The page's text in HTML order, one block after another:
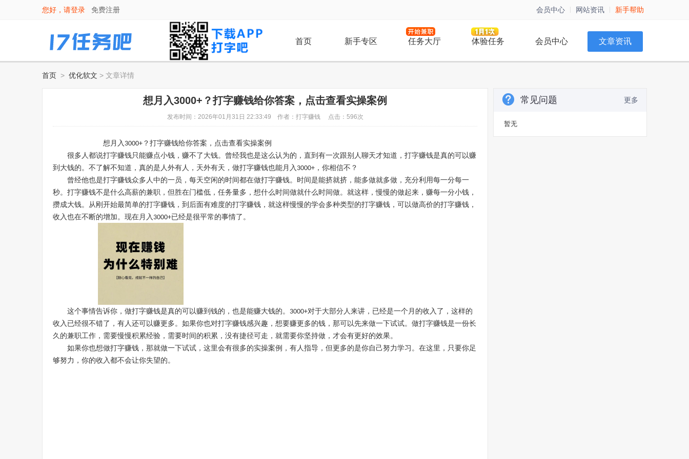
您好，请登录 免费注册 会员中心 网站资讯 新手帮助
首页 新手专区 任务大厅 体验任务 会员中心 文章资讯
首页 > 优化软文 > 文章详情
想月入3000+？打字赚钱给你答案，点击查看实操案例
发布时间：2026年01月31日 22:33:49 作者：打字赚钱 点击：596次
想月入 3000+ ？打字赚钱给你答案，点击查看实操案例
很多人都说打字赚钱只能赚点小钱，赚不了大钱。曾经我也是这么认为的，直到有一次跟别人聊天才知道，打字赚钱是真的可以赚
到大钱的。不了解不知道，真的是人外有人，天外有天，做打字赚钱也能月入 3000+ ，你相信不？
曾经他也是打字赚钱众多人中的一员，每天空闲的时间都在做打字赚钱。时间是能挤就挤，能多做就多做，充分利用每一分每一
秒。打字赚钱不是什么高薪的兼职，但胜在门槛低，任务量多，想什么时间做就什么时间做。就这样，慢慢的做起来，赚每一分小钱，
攒成大钱。从刚开始最简单的打字赚钱，到后面有难度的打字赚钱，就这样慢慢的学会多种类型的打字赚钱，可以做高价的打字赚钱，
收入也在不断的增加。现在月入 3000+已经是很平常的事情了。
这个事情告诉你，做打字赚钱是真的可以赚到钱的，也是能赚大钱的。 3000+对于大部分人来讲，已经是一个月的收入了，这样的
收入已经很不错了，有人还可以赚更多。如果你也对打字赚钱感兴趣，想要赚更多的钱，那可以先来做一下试试。做打字赚钱是一份长
久的兼职工作，需要慢慢积累经验，需要时间的积累，没有捷径可走，就需要你坚持做，才会有更好的效果。
如果你也想做打字赚钱，那就做一下试试，这里会有很多的实操案例，有人指导，但更多的是你自己努力学习。在这里，只要你足
够努力，你的收入都不会让你失望的。
更多
常见问题
暂无